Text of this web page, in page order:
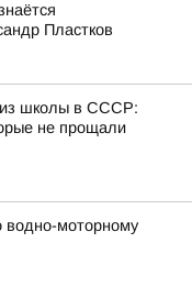
Пластков
из школы в СССР:
не прощали
водно-моторному